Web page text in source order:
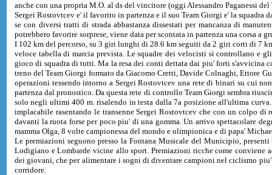
anche con una propria M.O. al ds del vincitore (oggi Alessandro Paganessi
Sergei Rostovtcev e' il favorito in partenza e il suo Team Giorgi e' la squadra
se con diversi tratti di strada abbastanza dissestati per mancanza di
potrebbero favorire sorprese, viene data per scontata in partenza una corsa
I 102 km del percorso, su 3 giri lunghi di 28.6 km seguiti da 2 giri corti di 7
veloce tabella di marcia prevista. Le squadre dei velocisti si controllano e
gioco di squadra di tutti. Ma la resa dei conti dettata dai piu' forti s'avvicina
treno del Team Giorgi formato da Giacomo Cretti, Davide Colnaghi, Ettore
operazioni tessendo intorno a Sergei Rostovtcev una rete di binari su cui
partenza dal pronostico. Da questa rete di controllo Team Giorgi sembra
solo negli ultimi 400 m. risalendo in testa dalla 7a posizione all'ultima
implacabile rasentando le transenne Sergei Rostovtcev che con un colpo
davanti la ruota forse per poco piu' di una gomma. Un arrivo spettacolare
mamma Olga, 8 volte campionessa del mondo e olimpionica e di papa'
Le premiazioni seguono presso la Fontana Musicale del Municipio,
Lodigiano e Lombarde vicine allo sport. Premiazioni ricche come conviene
dei giovani, che per alimentare i sogni di diventare campioni nel ciclismo
corridore.